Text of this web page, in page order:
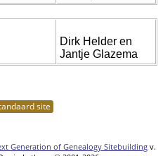
Dirk Helder en
Jantje Glazema
site
Generation of Genealogy Sitebuilding v.